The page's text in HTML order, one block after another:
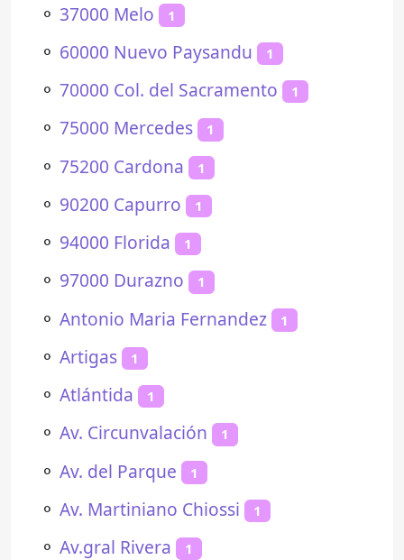
⚬ 37000 Melo 1
⚬ 60000 Nuevo Paysandu 1
⚬ 70000 Col. del Sacramento 1
⚬ 75000 Mercedes 1
⚬ 75200 Cardona 1
⚬ 90200 Capurro 1
⚬ 94000 Florida 1
⚬ 97000 Durazno 1
⚬ Antonio Maria Fernandez 1
⚬ Artigas 1
⚬ Atlántida 1
⚬ Av. Circunvalación 1
⚬ Av. del Parque 1
⚬ Av. Martiniano Chiossi 1
⚬ Av.gral Rivera 1